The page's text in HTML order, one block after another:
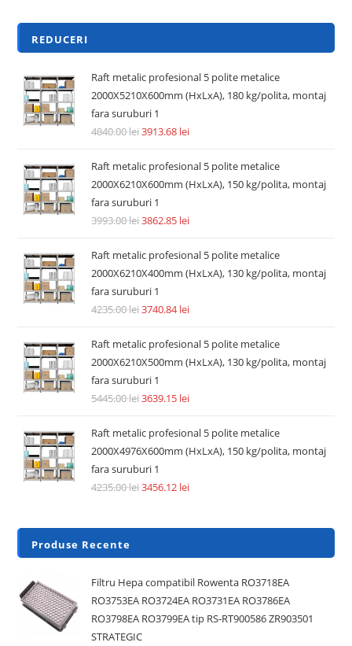
REDUCERI
Raft metalic profesional 5 polite metalice
2000X5210X600mm (HxLxA), 180 kg/polita, montaj
fara suruburi 1
4840.00lei3913.68 lei
Raft metalic profesional 5 polite metalice
2000X6210X600mm (HxLxA), 150 kg/polita, montaj
fara suruburi 1
3993.00lei3862.85 lei
Raft metalic profesional 5 polite metalice
2000X6210X400mm (HxLxA), 130 kg/polita, montaj
fara suruburi 1
4235.00lei3740.84lei
Raft metalic profesional 5 polite metalice
2000X6210X500mm (HxLxA), 130 kg/polita, montaj
fara suruburi 1
5445.00lei3639.15 lei
Raft metalic profesional 5 polite metalice
2000X4976X600mm (HxLxA), 150 kg/polita, montaj
fara suruburi 1
4235.00lei3456.12 lei
Produse Recente
Filtru Hepa compatibil Rowenta RO3718EA
RO3753EA RO3724EA RO3731EA RO3786EA
RO3798EA RO3799EA tip RS-RT900586 ZR903501
STRATEGIC